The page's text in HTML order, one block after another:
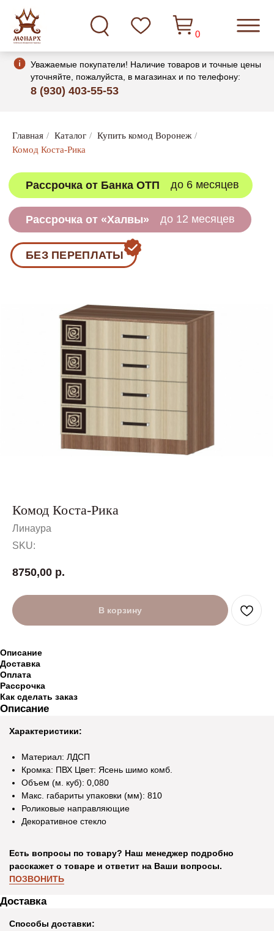
Уважаемые покупатели! Наличие товаров и точные цены
уточняйте, пожалуйста, в магазинах и по телефону:
8 (930) 403-55-53
Главная / Каталог / Купить комод Воронеж /
Комод Коста-Рика
Рассрочка от Банка ОТП
Рассрочка от «Халвы»
до 6 месяцев
БЕЗ ПЕРЕПЛАТЫ
Комод Коста-Рика
Линаура
SKU:
8750,00 р.
В корзину
Описание
Доставка
Оплата
Рассрочка
Как сделать заказ
Описание
Характеристики:
Материал: ЛДСП
Кромка: ПВХ Цвет: Ясень шимо комб.
Объем (м. куб): 0,080
Макс. габариты упаковки (мм): 810
Роликовые направляющие
Декоративное стекло
Есть вопросы по товару? Наш менеджер подробно
расскажет о товаре и ответит на Ваши вопросы.
ПОЗВОНИТЬ
Доставка
Способы доставки: